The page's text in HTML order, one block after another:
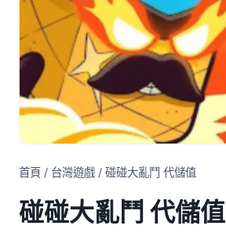
首頁 / 台灣遊戲 / 碰碰大亂鬥 代儲值
碰碰大亂鬥 代儲值